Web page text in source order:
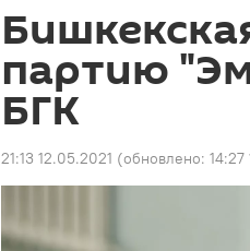
партию
БГК
21:13 12.05.2021 (обновлено: 14:27